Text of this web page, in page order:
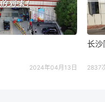
2024年04月13日
长
2837